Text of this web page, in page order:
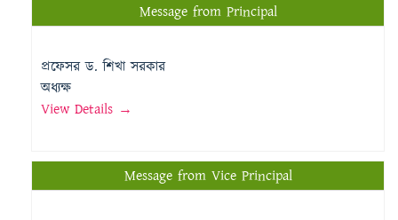
Message from Principal
প্রফেসর ড. শিখা সরকার
অধ্যক্ষ
View Details →
Message from Vice Principal